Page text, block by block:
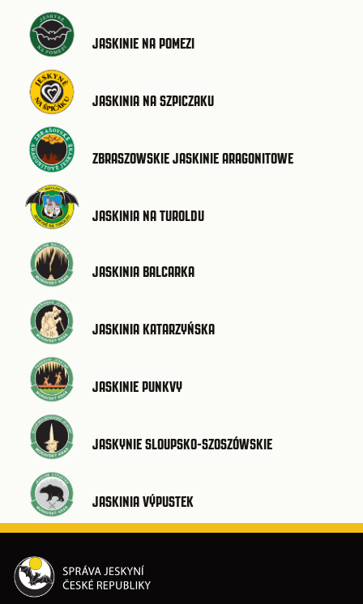
JASKINIE NA POMEZI
JASKINIA NA SZPICZAKU
ZBRASZOWSKIE JASKINIE ARAGONITOWE
JASKINIA NA TUROLDU
JASKINIA BALCARKA
JASKINIA KATARZYŃSKA
JASKINIE PUNKVY
JASKYNIE SLOUPSKO-SZOSZÓWSKIE
JASKINIA VÝPUSTEK